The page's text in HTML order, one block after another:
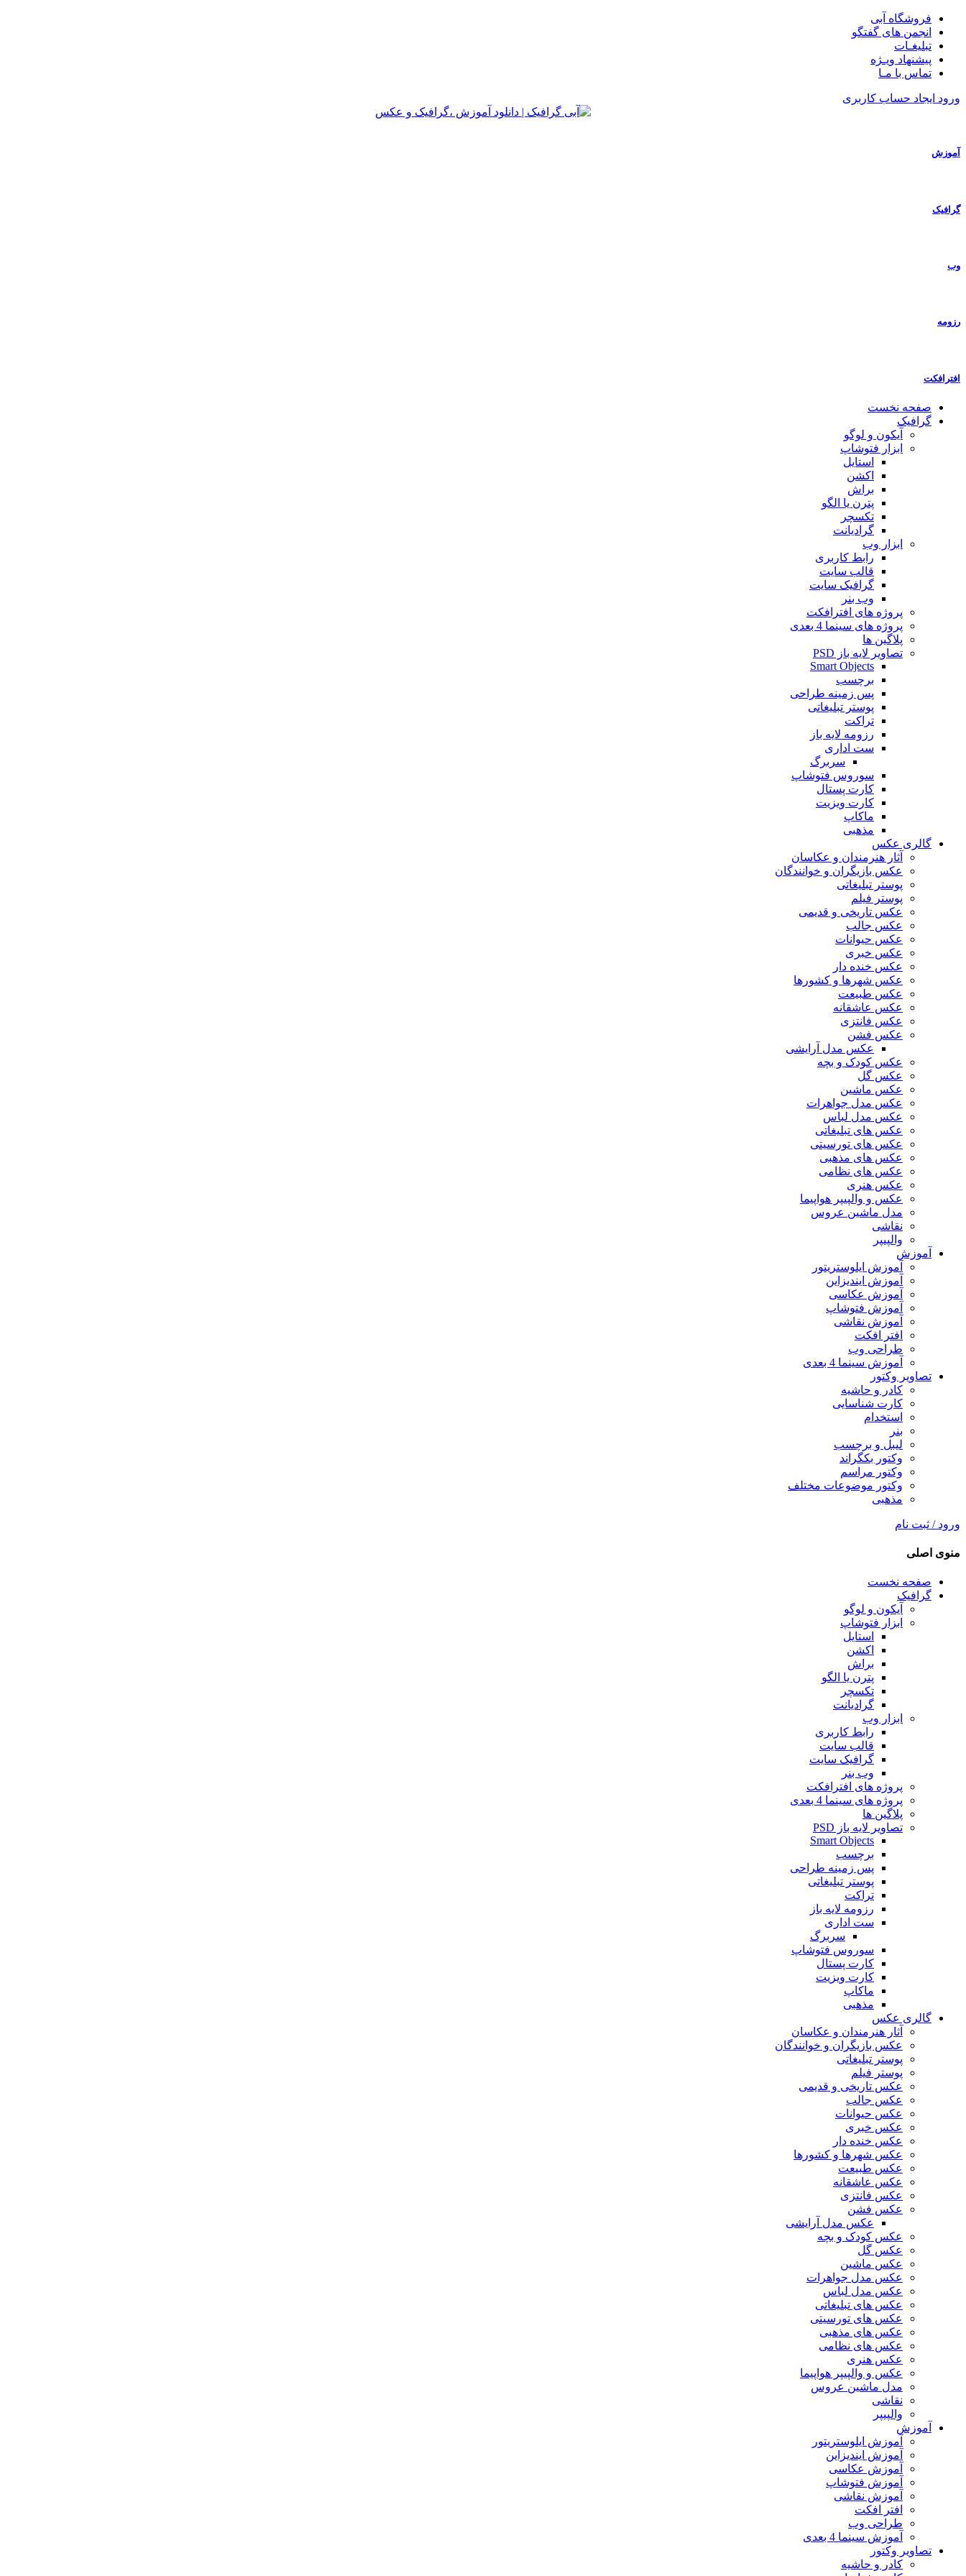
فروشگاه آبی
انجمن های گفتگو
تبلیغـات
پیشنهاد ویـژه
تماس با مـا
ورود ایجاد حساب کاربری
آموزش
گرافیک
وب
رزومه
افترافکت
صفحه نخست
گرافیک
آیکون و لوگو
ابزار فتوشاپ
استایل
اکشن
براش
پترن یا الگو
تکسچر
گرادیانت
ابزار وب
رابط کاربری
قالب سایت
گرافیک سایت
وب بنر
پروژه های افترافکت
پروژه های سینما 4 بعدی
پلاگین ها
تصاویر لایه باز PSD
Smart Objects
برچسب
پس زمینه طراحی
پوستر تبلیغاتی
تراکت
رزومه لایه باز
ست اداری
سربرگ
سوروس فتوشاپ
کارت پستال
کارت ویزیت
ماکاپ
مذهبی
گالری عکس
آثار هنرمندان و عکاسان
عکس بازیگران و خوانندگان
پوستر تبلیغاتی
پوستر فیلم
عکس تاریخی و قدیمی
عکس جالب
عکس حیوانات
عکس خبری
عکس خنده دار
عکس شهرها و کشورها
عکس طبیعت
عکس عاشقانه
عکس فانتزی
عکس فشن
عکس مدل آرایشی
عکس کودک و بچه
عکس گل
عکس ماشین
عکس مدل جواهرات
عکس مدل لباس
عکس های تبلیغاتی
عکس های تورسیتی
عکس های مذهبی
عکس های نظامی
عکس هنری
عکس و والپیپر هواپیما
مدل ماشین عروس
نقاشی
والپیپر
آموزش
آموزش ایلوستریتور
آموزش ایندیزاین
آموزش عکاسی
آموزش فتوشاپ
آموزش نقاشی
افتر افکت
طراحی وب
آموزش سینما 4 بعدی
تصاویر وکتور
کادر و حاشیه
کارت شناسایی
استخدام
بنر
لیبل و برچسب
وکتور بکگراند
وکتور مراسم
وکتور موضوعات مختلف
مذهبی
ورود / ثبت نام
منوی اصلی
صفحه نخست
گرافیک
آیکون و لوگو
ابزار فتوشاپ
استایل
اکشن
براش
پترن یا الگو
تکسچر
گرادیانت
ابزار وب
رابط کاربری
قالب سایت
گرافیک سایت
وب بنر
پروژه های افترافکت
پروژه های سینما 4 بعدی
پلاگین ها
تصاویر لایه باز PSD
Smart Objects
برچسب
پس زمینه طراحی
پوستر تبلیغاتی
تراکت
رزومه لایه باز
ست اداری
سربرگ
سوروس فتوشاپ
کارت پستال
کارت ویزیت
ماکاپ
مذهبی
گالری عکس
آثار هنرمندان و عکاسان
عکس بازیگران و خوانندگان
پوستر تبلیغاتی
پوستر فیلم
عکس تاریخی و قدیمی
عکس جالب
عکس حیوانات
عکس خبری
عکس خنده دار
عکس شهرها و کشورها
عکس طبیعت
عکس عاشقانه
عکس فانتزی
عکس فشن
عکس مدل آرایشی
عکس کودک و بچه
عکس گل
عکس ماشین
عکس مدل جواهرات
عکس مدل لباس
عکس های تبلیغاتی
عکس های تورسیتی
عکس های مذهبی
عکس های نظامی
عکس هنری
عکس و والپیپر هواپیما
مدل ماشین عروس
نقاشی
والپیپر
آموزش
آموزش ایلوستریتور
آموزش ایندیزاین
آموزش عکاسی
آموزش فتوشاپ
آموزش نقاشی
افتر افکت
طراحی وب
آموزش سینما 4 بعدی
تصاویر وکتور
کادر و حاشیه